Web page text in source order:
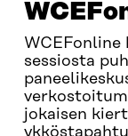
WCEFonline
sessiosta
jokaisen